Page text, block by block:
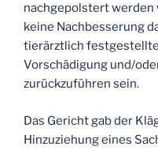
nachgepolstert werden
keine Nachbesserung
tierärztlich
Vorschädigung und/
zurückzuführen sein.
Das Gericht gab der
Hinzuziehung eines